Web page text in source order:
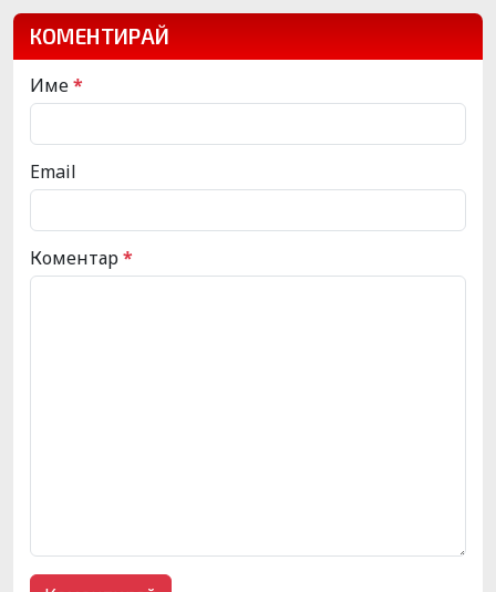
КОМЕНТИРАЙ
Име*
Email
Коментар*